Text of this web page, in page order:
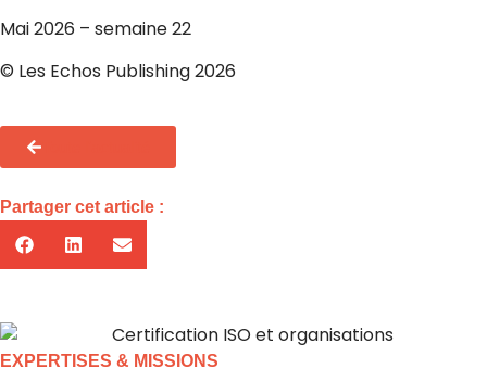
Mai 2026 – semaine 22
© Les Echos Publishing 2026
Partager cet article :
EXPERTISES & MISSIONS